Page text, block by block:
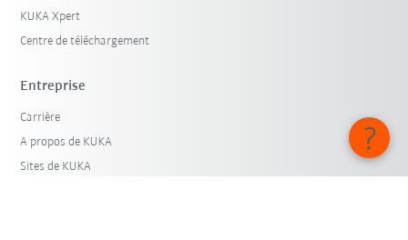
KUKA Xpert
Centre de téléchargement
Entreprise
Carrière
A propos de KUKA
Sites de KUKA